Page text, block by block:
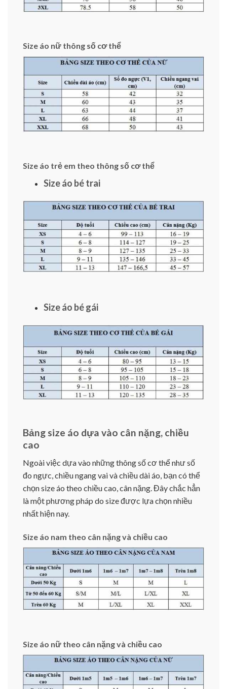
Size áo nữ thông số cơ thể
Size áo trẻ em theo thông số cơ thể
Size áo bé trai
Size áo bé gái
Bảng size áo dựa vào cân nặng, chiều
cao
Ngoài việc dựa vào những thông số cơ thể như số
đo ngực, chiều ngang vai và chiều dài áo, bạn có thể
chọn size áo theo chiều cao, cân nặng. Đây chắc hẳn
là một phương pháp do size được lựa chọn nhiều
nhất hiện nay.
Size áo nam theo cân nặng và chiều cao
Size áo nữ theo cân nặng và chiều cao